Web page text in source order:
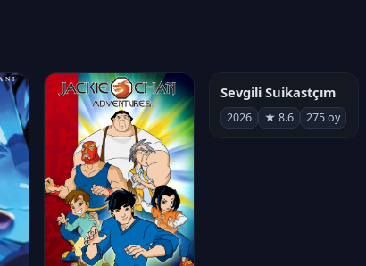
Sevgili Suikastçım
2026 ★ 8.6 275 oy